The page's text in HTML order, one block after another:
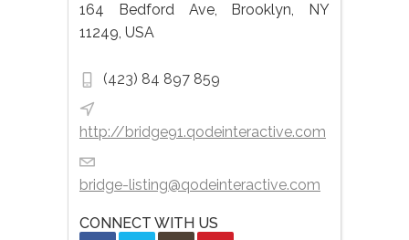
164 Bedford Ave, Brooklyn, NY
11249, USA
(423) 84 897 859
http://bridge91.qodeinteractive.com
bridge-listing@qodeinteractive.com
CONNECT WITH US